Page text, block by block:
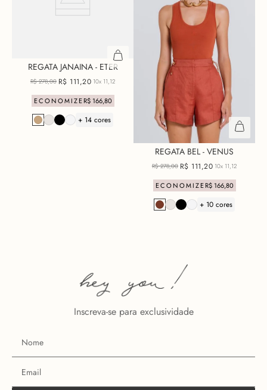
REGATA JANAINA - ETER
R$ 278,00 R$ 111,20 10x 11,12
ECONOMIZER$ 166,80
+ 14 cores
REGATA BEL - VENUS
R$ 278,00 R$ 111,20 10x 11,12
ECONOMIZER$ 166,80
+ 10 cores
Inscreva-se para exclusividade